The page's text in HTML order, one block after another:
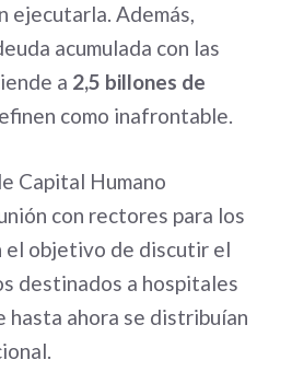
ejecutarla. Además,
acumulada con las
a 2,5 billones de
como inafrontable.
Capital Humano
con rectores para los
el objetivo de discutir el
destinados a hospitales
hasta ahora se distribuían